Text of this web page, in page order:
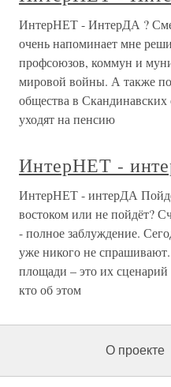
ИнтерНЕТ - ИнтерДА ?
очень напоминает мне
профсоюзов, коммун и
мировой войны. А также
общества в Скандинавских
уходят на пенсию
ИнтерНЕТ -
ИнтерНЕТ - интерДА
востоком или не пойдёт?
- полное заблуждение.
уже никого не
площади – это их
кто об этом
О проекте